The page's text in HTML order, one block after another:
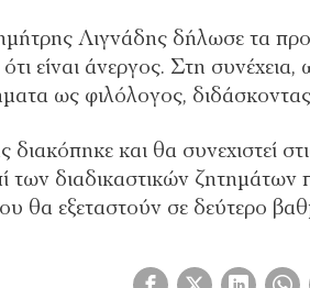
Λιγνάδης δήλωσε τα
είναι άνεργος. Στη
ως φιλόλογος,
και θα συνεχιστεί
των διαδικαστικών
θα εξεταστούν σε δεύτερο